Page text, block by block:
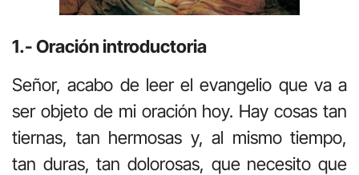
1.- Oración introductoria
Señor, acabo de leer el evangelio que va a
ser objeto de mi oración hoy. Hay cosas tan
tiernas, tan hermosas y, al mismo tiempo,
tan duras, tan dolorosas, que necesito que